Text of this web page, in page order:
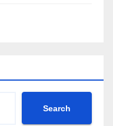
Search